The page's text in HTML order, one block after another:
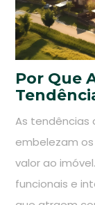
Por Que
As tendências
embelezam
valor ao
funcionais e